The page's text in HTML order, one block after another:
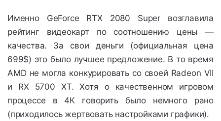
Именно GeForce RTX 2080 Super возглавила
рейтинг видеокарт по соотношению цены —
качества. За свои деньги (официальная цена
699$) это было лучшее предложение. В то время
AMD не могла конкурировать со своей Radeon VII
и RX 5700 XT. Хотя о качественном игровом
процессе в 4К говорить было немного рано
(приходилось жертвовать настройками графики).